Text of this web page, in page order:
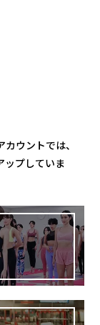
ウントでは、
ップしていま